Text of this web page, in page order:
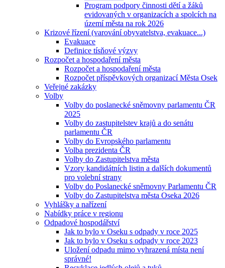
Program podpory činnosti dětí a žáků
evidovaných v organizacích a spolcích na
území města na rok 2026
Krizové řízení (varování obyvatelstva, evakuace...)
Evakuace
Definice tísňové výzvy
Rozpočet a hospodaření města
Rozpočet a hospodaření města
Rozpočet příspěvkových organizací Města Osek
Veřejné zakázky
Volby
Volby do poslanecké sněmovny parlamentu ČR
2025
Volby do zastupitelstev krajů a do senátu
parlamentu ČR
Volby do Evropského parlamentu
Volba prezidenta ČR
Volby do Zastupitelstva města
Vzory kandidátních listin a dalších dokumentů
pro volební strany
Volby do Poslanecké sněmovny Parlamentu ČR
Volby do Zastupitelstva města Oseka 2026
Vyhlášky a nařízení
Nabídky práce v regionu
Odpadové hospodářství
Jak to bylo v Oseku s odpady v roce 2025
Jak to bylo v Oseku s odpady v roce 2023
Uložení odpadu mimo vyhrazená místa není
správné!